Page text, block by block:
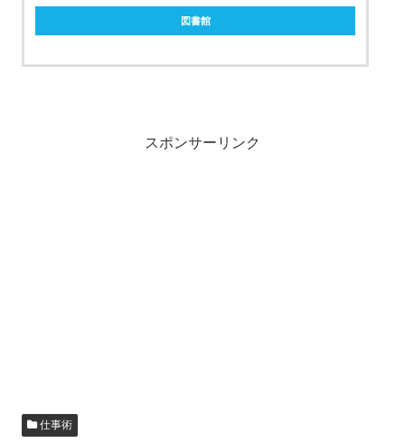
図書館
スポンサーリンク
仕事術